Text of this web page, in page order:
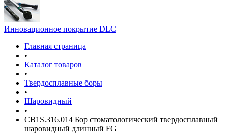
Инновационное покрытие DLC
Главная страница
•
Каталог товаров
•
Твердосплавные боры
•
Шаровидный
•
CB1S.316.014 Бор стоматологический твердосплавный
шаровидный длинный FG